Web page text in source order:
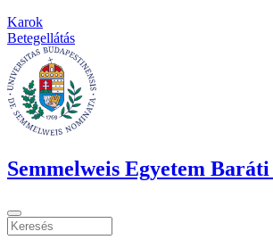
Karok
Betegellátás
Semmelweis Egyetem